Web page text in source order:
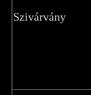
Szivárvány